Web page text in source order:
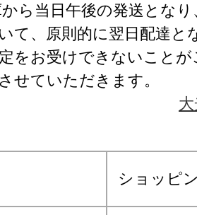
ら当日午後の発送となり
て、原則的に翌日配達と
をお受けできないこと
せていただきます。
ショッピ